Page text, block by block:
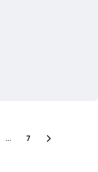
... 7